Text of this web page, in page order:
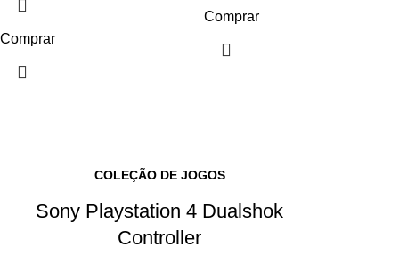
Comprar
Comprar
COLEÇÃO DE JOGOS
Sony Playstation 4 Dualshok
Controller